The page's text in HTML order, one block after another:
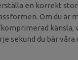
en korrekt
Om du är
känsla,
sekund du bär våra